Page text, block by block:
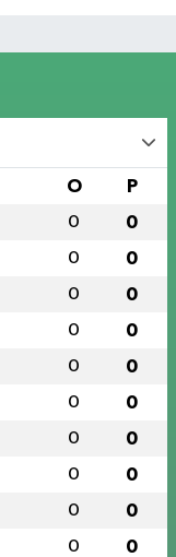
O P
0 0
0 0
0 0
0 0
0 0
0 0
0 0
0 0
0 0
0 0